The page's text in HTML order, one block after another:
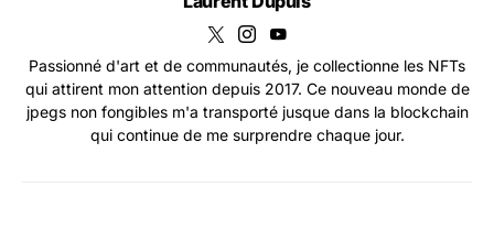
Passionné d'art et de communautés, je collectionne les NFTs
qui attirent mon attention depuis 2017. Ce nouveau monde de
jpegs non fongibles m'a transporté jusque dans la blockchain
qui continue de me surprendre chaque jour.